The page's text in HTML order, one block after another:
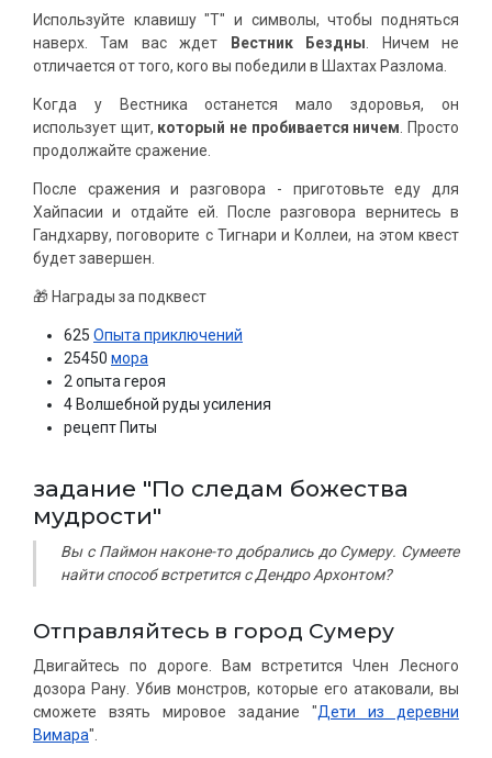
Используйте клавишу "T" и символы, чтобы подняться
наверх. Там вас ждет
Вестник Бездны. Ничем не
отличается от того, кого вы победили в Шахтах Разлома.
Когда у Вестника останется мало здоровья, он
использует щит, который не пробивается ничем. Просто
продолжайте сражение.
После сражения и разговора - приготовьте еду для
Хайпасии и отдайте ей. После разговора вернитесь в
Гандхарву, поговорите с Тигнари и Коллеи, на этом квест
будет завершен.
🎁 Награды за подквест
625 Опыта приключений
25450 мора
2 опыта героя
4 Волшебной руды усиления
рецепт Питы
задание "По следам божества
мудрости"
Вы с Паймон наконе-то добрались до Сумеру. Сумеете
найти способ встретится с Дендро Архонтом?
Отправляйтесь в город Сумеру
Двигайтесь по дороге. Вам встретится Член Лесного
дозора Рану. Убив монстров, которые его атаковали, вы
сможете взять мировое задание "Дети из деревни
Вимара".